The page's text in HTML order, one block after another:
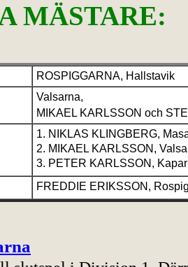
MÄSTARE:
ROSPIGGARNA, Hallstavik
Valsarna,
MIKAEL KARLSSON och
1. NIKLAS KLINGBERG,
2. MIKAEL KARLSSON,
3. PETER KARLSSON,
FREDDIE ERIKSSON,